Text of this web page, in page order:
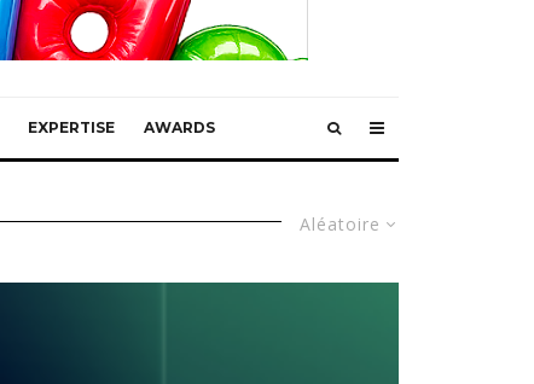
EXPERTISE AWARDS
Aléatoire